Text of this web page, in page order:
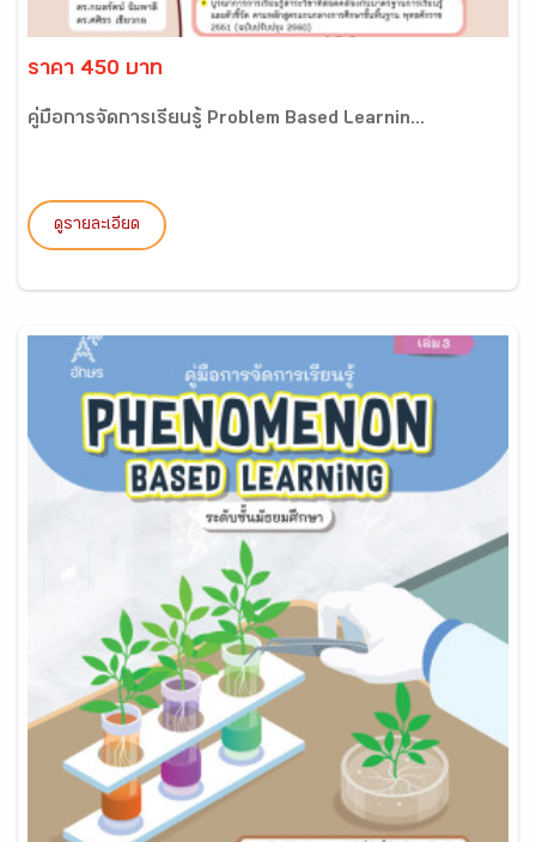
ราคา 450 บาท
คู่มือการจัดการเรียนรู้ Problem Based Learnin...
ดูรายละเอียด